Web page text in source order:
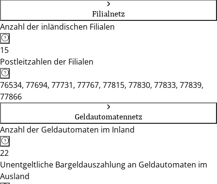
Filialnetz
Anzahl der inländischen Filialen
15
Postleitzahlen der Filialen
76534, 77694, 77731, 77767, 77815, 77830, 77833, 77839,
77866
Geldautomatennetz
Anzahl der Geldautomaten im Inland
22
Unentgeltliche Bargeldauszahlung an Geldautomaten im
Ausland